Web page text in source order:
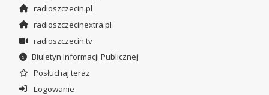
radioszczecin.pl
radioszczecinextra.pl
radioszczecin.tv
Biuletyn Informacji Publicznej
Posłuchaj teraz
Logowanie